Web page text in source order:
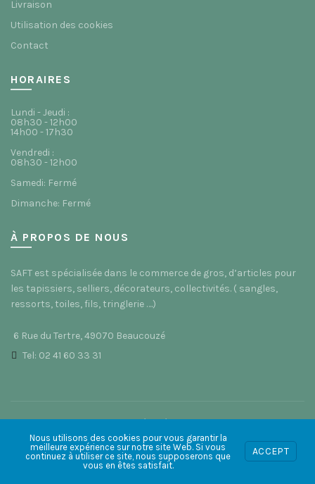
Livraison
Utilisation des cookies
Contact
HORAIRES
Lundi - Jeudi :
08h30 - 12h00
14h00 - 17h30
Vendredi :
08h30 - 12h00
Samedi: Fermé
Dimanche: Fermé
À PROPOS DE NOUS
SAFT est spécialisée dans le commerce de gros, d’articles pour
les tapissiers, selliers, décorateurs, collectivités. ( sangles,
ressorts, toiles, fils, tringlerie ….)
6 Rue du Tertre, 49070 Beaucouzé
Tel: 02 41 60 33 31
© 2021 Saft49 - Site réalisé parACS Informatique
0 0
Nous utilisons des cookies pour vous garantir la
meilleure expérience sur notre site Web. Si vous
continuez à utiliser ce site, nous supposerons que
vous en êtes satisfait.
ACCEPT